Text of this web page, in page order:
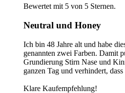
Bewertet mit 5 von 5 Sternen.
Neutral und Honey
Ich bin 48 Jahre alt und habe
genannten zwei Farben. Damit
Grundierung Stirn Nase und
ganzen Tag und verhindert,
Klare Kaufempfehlung!